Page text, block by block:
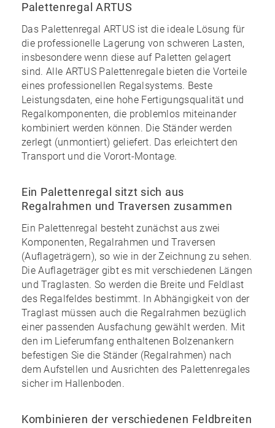
Palettenregal ARTUS
Das Palettenregal ARTUS ist die ideale Lösung für
die professionelle Lagerung von schweren Lasten,
insbesondere wenn diese auf Paletten gelagert
sind. Alle ARTUS Palettenregale bieten die Vorteile
eines professionellen Regalsystems. Beste
Leistungsdaten, eine hohe Fertigungsqualität und
Regalkomponenten, die problemlos miteinander
kombiniert werden können. Die Ständer werden
zerlegt (unmontiert) geliefert. Das erleichtert den
Transport und die Vorort-Montage.
Ein Palettenregal sitzt sich aus
Regalrahmen und Traversen zusammen
Ein Palettenregal besteht zunächst aus zwei
Komponenten, Regalrahmen und Traversen
(Auflageträgern), so wie in der Zeichnung zu sehen.
Die Auflageträger gibt es mit verschiedenen Längen
und Traglasten. So werden die Breite und Feldlast
des Regalfeldes bestimmt. In Abhängigkeit von der
Traglast müssen auch die Regalrahmen bezüglich
einer passenden Ausfachung gewählt werden. Mit
den im Lieferumfang enthaltenen Bolzenankern
befestigen Sie die Ständer (Regalrahmen) nach
dem Aufstellen und Ausrichten des Palettenregales
sicher im Hallenboden.
Kombinieren der verschiedenen Feldbreiten